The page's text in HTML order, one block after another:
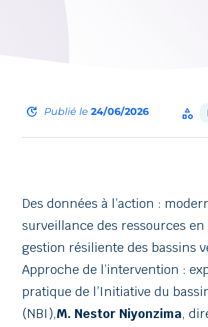
update Publié le 24/06/2026 category
Des données à l’action :
surveillance des ressources
gestion résiliente des bassins
Approche de l’intervention :
pratique de l’Initiative du
(NBI),M. Nestor Niyonzima,